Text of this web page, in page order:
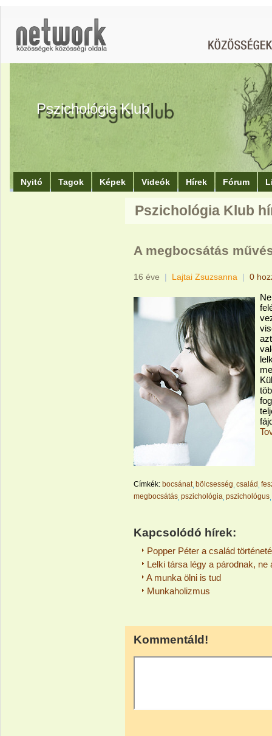
Pszichológia Klub
Nyitó Tagok Képek Videók Hírek Fórum
Pszichológia Klub
A megbocsátás
16 éve | Lajtai Zsuzsanna | 0
Címkék: bocsánat bölcsesség család
megbocsátás pszichológia pszichológus
Kapcsolódó hírek:
Popper Péter a család
Lelki társa légy a párodnak, ne
A munka ölni is tud
Munkaholizmus
Kommentáld!